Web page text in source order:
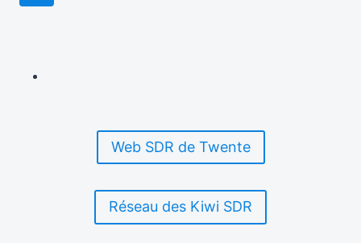
Web SDR de Twente
Réseau des Kiwi SDR